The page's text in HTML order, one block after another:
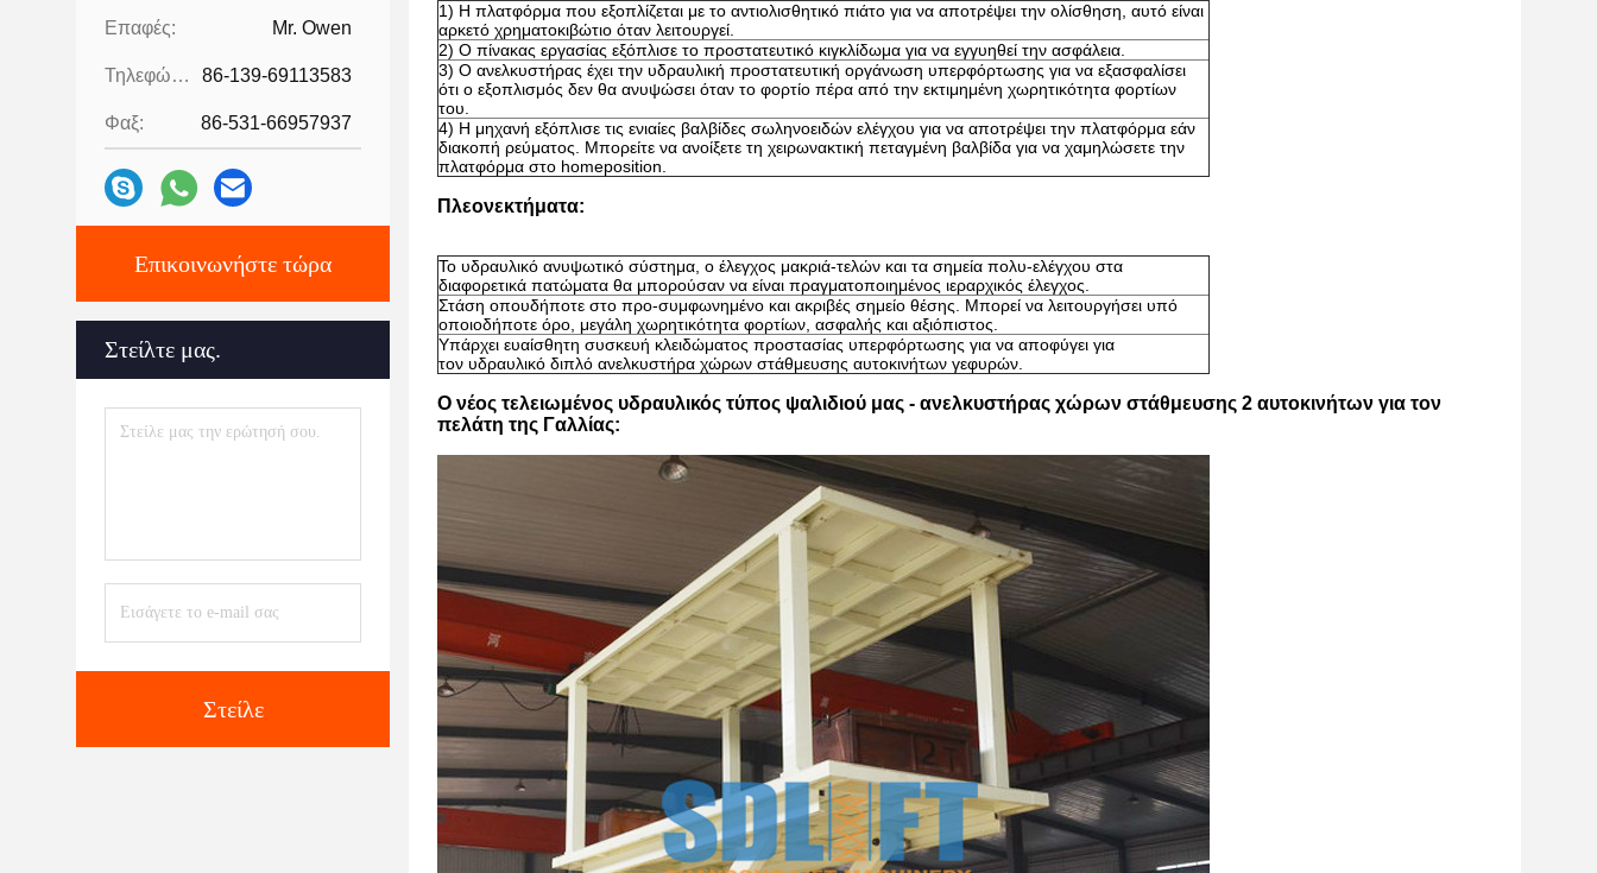
Επαφές: Mr. Owen
Τηλεφώνημα: 86-139-69113583
Φαξ: 86-531-66957937
Επικοινωνήστε τώρα
Στείλτε μας.
Στείλε
1) Η πλατφόρμα που εξοπλίζεται με το αντιολισθητικό πιάτο για να αποτρέψει την ολίσθηση, αυτό είναι
αρκετό χρηματοκιβώτιο όταν λειτουργεί.
2) Ο πίνακας εργασίας εξόπλισε το προστατευτικό κιγκλίδωμα για να εγγυηθεί την ασφάλεια.
3) Ο ανελκυστήρας έχει την υδραυλική προστατευτική οργάνωση υπερφόρτωσης για να εξασφαλίσει
ότι ο εξοπλισμός δεν θα ανυψώσει όταν το φορτίο πέρα από την εκτιμημένη χωρητικότητα φορτίων
του.
4) Η μηχανή εξόπλισε τις ενιαίες βαλβίδες σωληνοειδών ελέγχου για να αποτρέψει την πλατφόρμα εάν
διακοπή ρεύματος. Μπορείτε να ανοίξετε τη χειρωνακτική πεταγμένη βαλβίδα για να χαμηλώσετε την
πλατφόρμα στο homeposition.
Πλεονεκτήματα:
Το υδραυλικό ανυψωτικό σύστημα, ο έλεγχος μακριά-τελών και τα σημεία πολυ-ελέγχου στα
διαφορετικά πατώματα θα μπορούσαν να είναι πραγματοποιημένος ιεραρχικός έλεγχος.
Στάση οπουδήποτε στο προ-συμφωνημένο και ακριβές σημείο θέσης. Μπορεί να λειτουργήσει υπό
οποιοδήποτε όρο, μεγάλη χωρητικότητα φορτίων, ασφαλής και αξιόπιστος.
Υπάρχει ευαίσθητη συσκευή κλειδώματος προστασίας υπερφόρτωσης για να αποφύγει για
τον υδραυλικό διπλό ανελκυστήρα χώρων στάθμευσης αυτοκινήτων γεφυρών
Ο νέος τελειωμένος υδραυλικός τύπος ψαλιδιού μας - ανελκυστήρας χώρων στάθμευσης 2 αυτοκινήτων για τον
πελάτη της Γαλλίας: